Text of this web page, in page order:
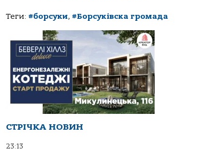
Теги: #борсуки, #Борсуківска громада
СТРІЧКА НОВИН
23:13